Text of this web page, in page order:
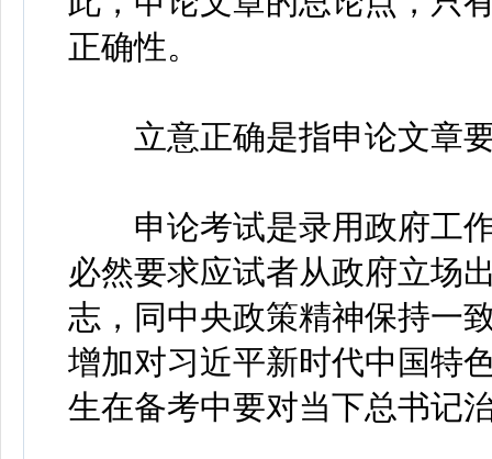
正确性。
立意正确是指申论文章要
申论考试是录用政府工作
必然要求应试者从政府立场
志，同中央政策精神保持一
增加对习近平新时代中国特
生在备考中要对当下总书记